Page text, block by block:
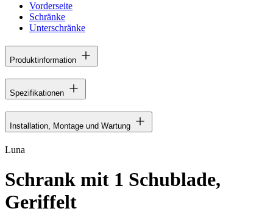
Vorderseite
Schränke
Unterschränke
Produktinformation
Spezifikationen
Installation, Montage und Wartung
Luna
Schrank mit 1 Schublade,
Geriffelt